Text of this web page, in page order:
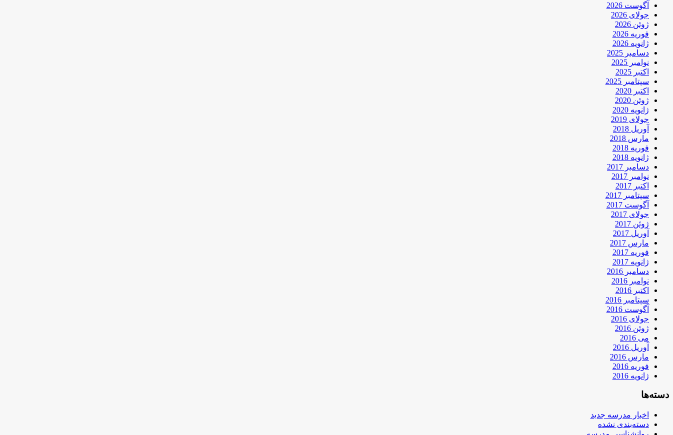
آگوست 2026
جولای 2026
ژوئن 2026
فوریه 2026
ژانویه 2026
دسامبر 2025
نوامبر 2025
اکتبر 2025
سپتامبر 2025
اکتبر 2020
ژوئن 2020
ژانویه 2020
جولای 2019
آوریل 2018
مارس 2018
فوریه 2018
ژانویه 2018
دسامبر 2017
نوامبر 2017
اکتبر 2017
سپتامبر 2017
آگوست 2017
جولای 2017
ژوئن 2017
آوریل 2017
مارس 2017
فوریه 2017
ژانویه 2017
دسامبر 2016
نوامبر 2016
اکتبر 2016
سپتامبر 2016
آگوست 2016
جولای 2016
ژوئن 2016
می 2016
آوریل 2016
مارس 2016
فوریه 2016
ژانویه 2016
دسته‌ها
اخبار مدرسه جدید
دسته‌بندی نشده